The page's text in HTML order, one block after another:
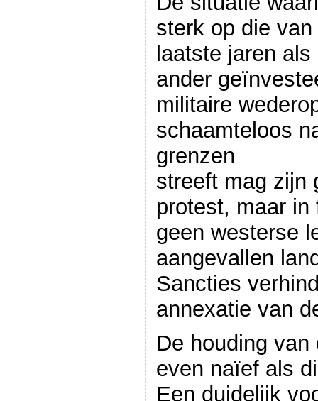
sterk op die
laatste jaren als
ander
militaire
schaamteloos
grenzen
streeft mag zijn
protest, maar
geen westerse
aangevallen
Sancties
annexatie van
De houding
even naïef als
Een duidelijk